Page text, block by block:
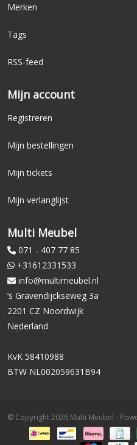
Merken
Tags
RSS-feed
Mijn account
Registreren
Mijn bestellingen
Mijn tickets
Mijn verlanglijst
Multi Meubel
071 - 407 77 85
+31612331533
info@multimeubel.nl
’s Gravendijckseweg 3a
2201 CZ Noordwijk
Nederland
KvK 58410988
BTW NL002059631B94
© Copyright 2026 Multi Meubel -